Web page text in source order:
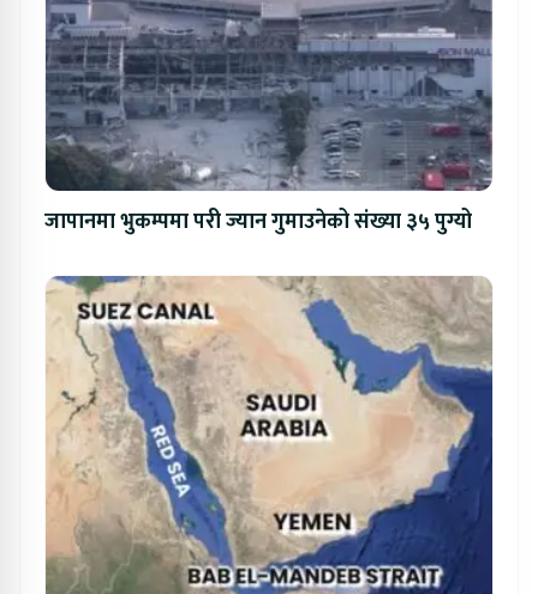
जापानमा भुकम्पमा परी ज्यान गुमाउनेको संख्या ३५ पुग्यो